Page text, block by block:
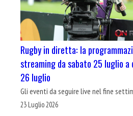
Rugby in diretta: la
streaming da sabato 25 luglio a
26 luglio
Gli eventi da seguire live nel fine
23 Luglio 2026